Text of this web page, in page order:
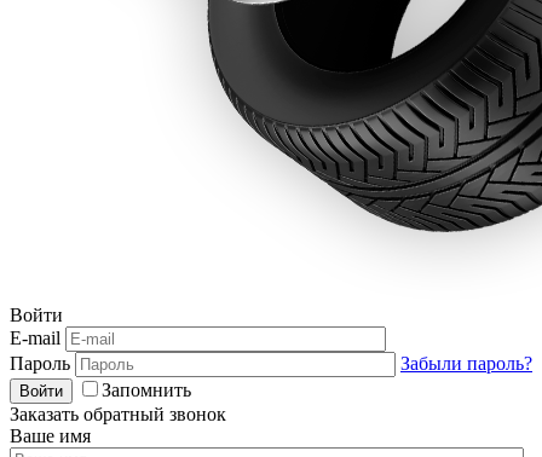
Войти
E-mail
Пароль
Забыли пароль?
Войти
Запомнить
Заказать обратный звонок
Ваше имя